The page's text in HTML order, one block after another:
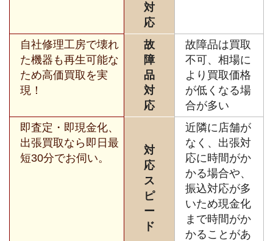
対
応
自社修理工房で壊れ
た機器も再生可能な
ため高価買取を実
現！
故
障
品
対
応
故障品は買取
不可、相場に
より買取価格
が低くなる場
合が多い
即査定・即現金化、
出張買取なら即日最
短30分でお伺い。
対
応
ス
ピ
ー
ド
近隣に店舗が
なく、出張対
応に時間がか
かる場合や、
振込対応が多
いため現金化
まで時間がか
かることがあ